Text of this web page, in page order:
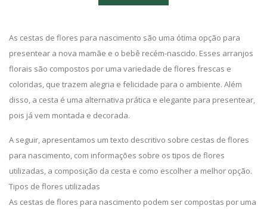
As cestas de flores para nascimento são uma ótima opção para
presentear a nova mamãe e o bebê recém-nascido. Esses arranjos
florais são compostos por uma variedade de flores frescas e
coloridas, que trazem alegria e felicidade para o ambiente. Além
disso, a cesta é uma alternativa prática e elegante para presentear,
pois já vem montada e decorada.
A seguir, apresentamos um texto descritivo sobre cestas de flores
para nascimento, com informações sobre os tipos de flores
utilizadas, a composição da cesta e como escolher a melhor opção.
Tipos de flores utilizadas
As cestas de flores para nascimento podem ser compostas por uma